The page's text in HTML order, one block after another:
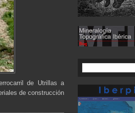
de Utrillas a
de construcción